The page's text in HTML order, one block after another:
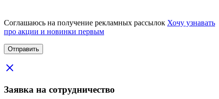
Соглашаюсь на получение рекламных рассылок Хочу узнавать
про акции и новинки первым
Заявка на сотрудничество